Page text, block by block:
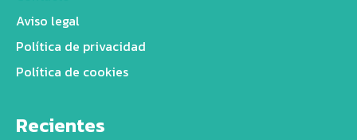
Aviso legal
Política de privacidad
Política de cookies
Recientes